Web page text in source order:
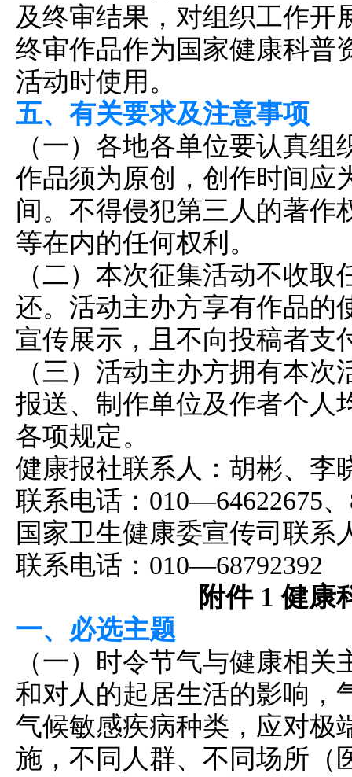
及终审结果，对组织工作开
终审作品作为国家健康科普
活动时使用。
五、有关要求及注意事项
（一）各地各单位要认真
作品须为原创，创作时间应
间。不得侵犯第三人的著作
等在内的任何权利。
（二）本次征集活动不收
还。活动主办方享有作品的
宣传展示，且不向投稿者支
（三）活动主办方拥有本
报送、制作单位及作者个人
各项规定。
健康报社联系人：胡彬、李
联系电话：010—64622675、
国家卫生健康委宣传司联系
联系电话：010—68792392
附件 1 健康
一、必选主题
（一）时令节气与健康相
和对人的起居生活的影响，
气候敏感疾病种类，应对极
施，不同人群、不同场所（